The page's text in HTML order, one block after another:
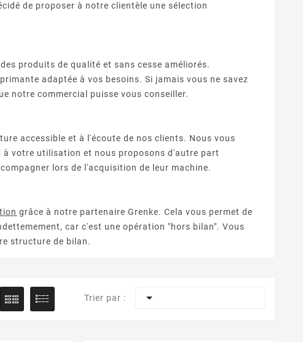
de proposer à notre clientèle une sélection
produits de qualité et sans cesse améliorés.
adaptée à vos besoins. Si jamais vous ne savez
notre commercial puisse vous conseiller.
accessible et à l'écoute de nos clients. Nous vous
votre utilisation et nous proposons d'autre part
lors de l'acquisition de leur machine.
grâce à notre partenaire Grenke. Cela vous permet de
car c'est une opération "hors bilan". Vous
structure de bilan.
Trier par : 